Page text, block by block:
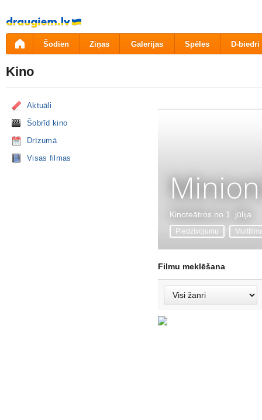
Pāriet
uz
saturu
Šodien Ziņas Galerijas Spēles D-biedri
Kino
Aktuāli
Šobrīd kino
Drīzumā
Visas filmas
Kinoteātros no 1. jūlija
Piedzīvojumu
Filmu meklēšana